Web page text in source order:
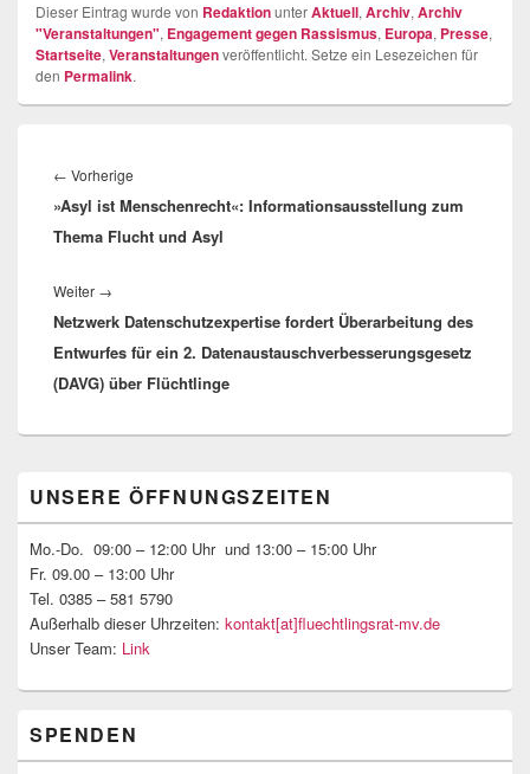
Dieser Eintrag wurde von RedaktionunterAktuell, Archiv, Archiv
"Veranstaltungen", Engagement gegen Rassismus, Europa, Presse,
Startseite, Veranstaltungenveröffentlicht. Setze ein Lesezeichen für
den Permalink.
← Vorherige
Beitrag:
»Asyl ist Menschenrecht«: Informationsausstellung zum
Thema Flucht und Asyl
Weiter →
Beitrag:
Netzwerk Datenschutzexpertise fordert Überarbeitung des
Entwurfes für ein 2. Datenaustauschverbesserungsgesetz
(DAVG) über Flüchtlinge
Seitenleisten-
Widgetbereich
UNSERE ÖFFNUNGSZEITEN
Mo.-Do. 09:00 – 12:00 Uhr und 13:00 – 15:00 Uhr
Fr. 09.00 – 13:00 Uhr
Tel. 0385 – 581 5790
Außerhalb dieser Uhrzeiten: kontakt[at]fluechtlingsrat-mv.de
Unser Team: Link
SPENDEN